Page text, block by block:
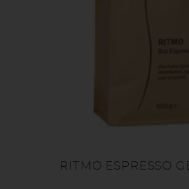
RITMO ESPRESSO